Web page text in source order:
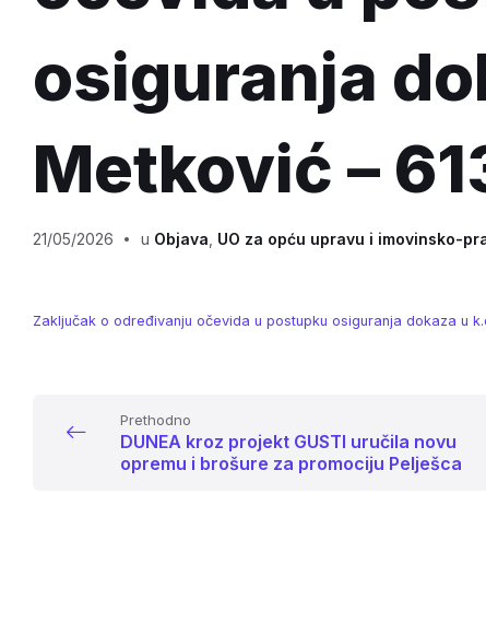
osiguranja
Metković –
21/05/2026 u Objava UO za opću upravu i imovinsko-
Zaključak o određivanju očevida u postupku osiguranja dokaza u
Prethodno
DUNEA kroz projekt GUSTI uručila novu
opremu i brošure za promociju Pelješca